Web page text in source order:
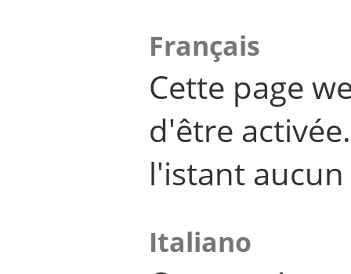
Français
Cette page
d'être
l'istant
Italiano